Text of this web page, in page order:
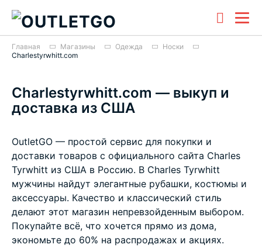
Главная Магазины Одежда
Носки
Charlestyrwhitt.com
Charlestyrwhitt.com — выкуп и
доставка из США
OutletGO — простой сервис для покупки и
доставки товаров с официального сайта Charles
Tyrwhitt из США в Россию. В Charles Tyrwhitt
мужчины найдут элегантные рубашки, костюмы и
аксессуары. Качество и классический стиль
делают этот магазин непревзойденным выбором.
Покупайте всё, что хочется прямо из дома,
экономьте до 60% на распродажах и акциях.